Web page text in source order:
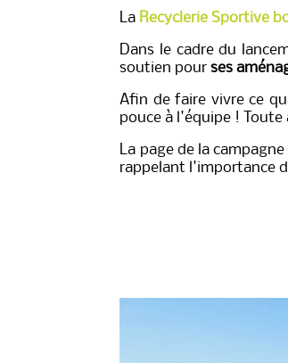
La Recyclerie Sportive
Dans le cadre du
soutien pourses
Afin de faire vivre ce
pouce à l'équipe !
La page de la
rappelant l'importance